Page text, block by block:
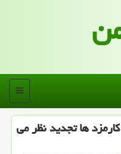
منو
ها تجدید نظر می